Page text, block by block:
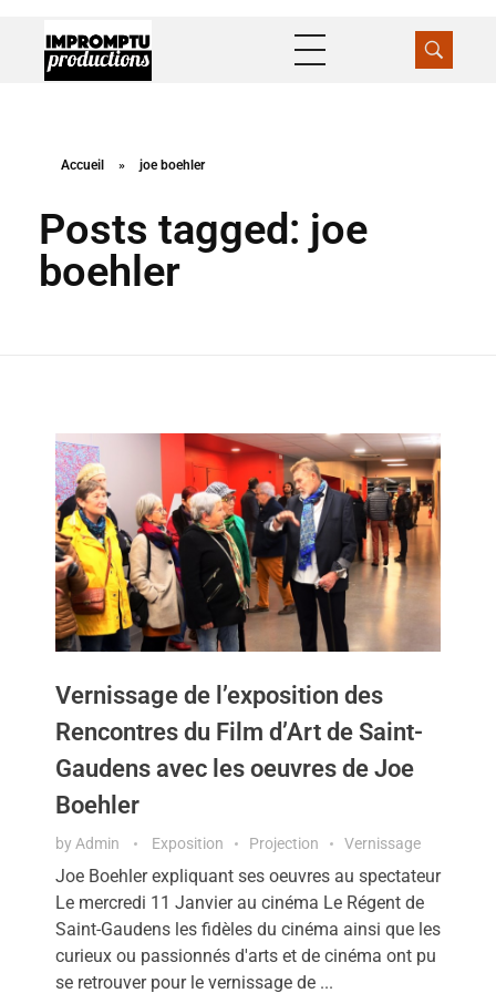
Accueil » joe boehler
Posts tagged: joe
boehler
Vernissage de l’exposition des
Rencontres du Film d’Art de Saint-
Gaudens avec les oeuvres de Joe
Boehler
by Admin Exposition Projection Vernissage
Joe Boehler expliquant ses oeuvres au spectateur
Le mercredi 11 Janvier au cinéma Le Régent de
Saint-Gaudens les fidèles du cinéma ainsi que les
curieux ou passionnés d'arts et de cinéma ont pu
se retrouver pour le vernissage de ...